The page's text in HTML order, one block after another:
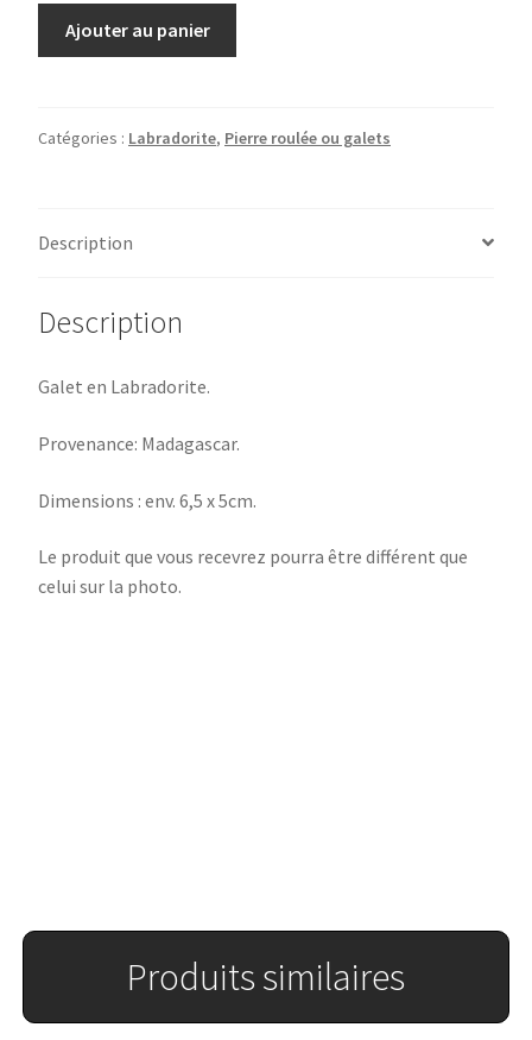
Ajouter au panier
Catégories : Labradorite, Pierre roulée ou galets
Description
Description
Galet en Labradorite.
Provenance: Madagascar.
Dimensions : env. 6,5 x 5cm.
Le produit que vous recevrez pourra être différent que
celui sur la photo.
Produits similaires